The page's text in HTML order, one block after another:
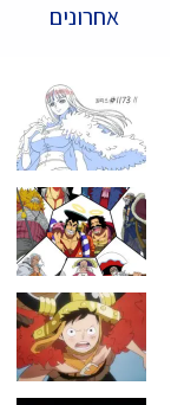
אחרונים